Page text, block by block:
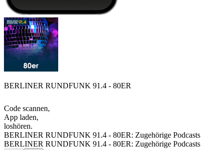
BERLINER RUNDFUNK 91.4 - 80ER
Code scannen,
App laden,
loshören.
BERLINER RUNDFUNK 91.4 - 80ER: Zugehörige Podcasts
BERLINER RUNDFUNK 91.4 - 80ER: Zugehörige Podcasts